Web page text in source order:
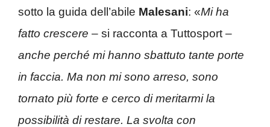
sotto la guida dell’abile Malesani: «Mi ha
fatto crescere – si racconta a Tuttosport –
anche perché mi hanno sbattuto tante porte
in faccia. Ma non mi sono arreso, sono
tornato più forte e cerco di meritarmi la
possibilità di restare. La svolta con